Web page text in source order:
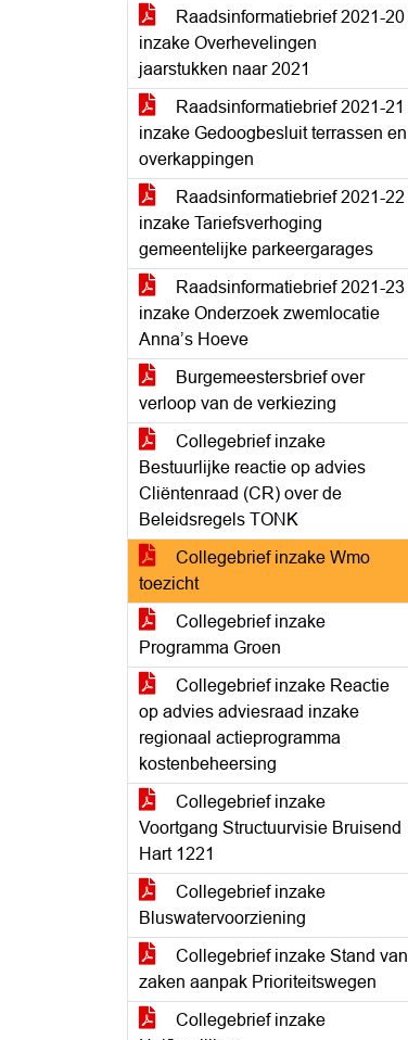
Raadsinformatiebrief 2021-20
inzake Overhevelingen
jaarstukken naar 2021
Raadsinformatiebrief 2021-21
inzake Gedoogbesluit terrassen en
overkappingen
Raadsinformatiebrief 2021-22
inzake Tariefsverhoging
gemeentelijke parkeergarages
Raadsinformatiebrief 2021-23
inzake Onderzoek zwemlocatie
Anna’s Hoeve
Burgemeestersbrief over
verloop van de verkiezing
Collegebrief inzake
Bestuurlijke reactie op advies
Cliëntenraad (CR) over de
Beleidsregels TONK
Collegebrief inzake Wmo
toezicht
Collegebrief inzake
Programma Groen
Collegebrief inzake Reactie
op advies adviesraad inzake
regionaal actieprogramma
kostenbeheersing
Collegebrief inzake
Voortgang Structuurvisie Bruisend
Hart 1221
Collegebrief inzake
Bluswatervoorziening
Collegebrief inzake Stand van
zaken aanpak Prioriteitswegen
Collegebrief inzake